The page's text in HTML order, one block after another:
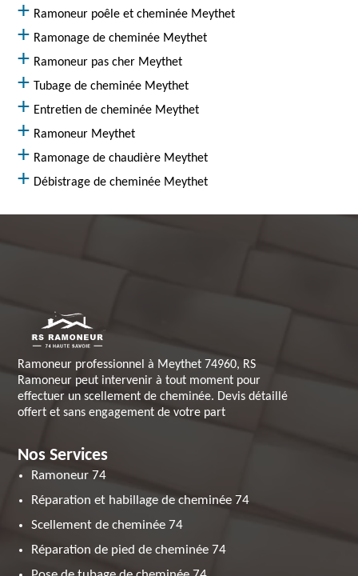
Ramoneur poêle et cheminée Meythet
Ramonage de cheminée Meythet
Ramoneur pas cher Meythet
Tubage de cheminée Meythet
Entretien de cheminée Meythet
Ramoneur Meythet
Ramonage de chaudière Meythet
Débistrage de cheminée Meythet
Ramoneur professionnel à Meythet 74960, RS
Ramoneur peut intervenir à tout moment pour
effectuer un scellement de cheminée. Devis détaillé
offert et sans engagement de votre part
Nos Services
Ramoneur 74
Réparation et habillage de cheminée 74
Scellement de cheminée 74
Réparation de pied de cheminée 74